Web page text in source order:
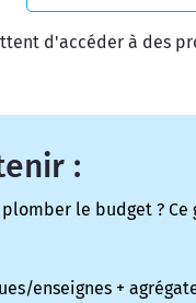
d'accéder à des
:
plomber le budget ?
enseignes +